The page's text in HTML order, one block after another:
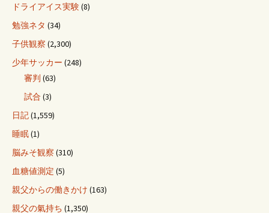
ドライアイス実験(8)
勉強ネタ (34)
子供観察 (2,300)
少年サッカー (248)
審判 (63)
試合 (3)
日記(1,559)
睡眠(1)
脳みそ観察 (310)
血糖値測定 (5)
親父からの働きかけ (163)
親父の氣持ち (1,350)